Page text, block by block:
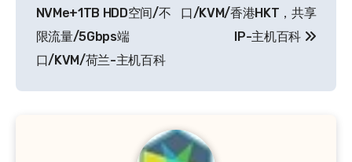
航NVMe+1TB HDD空间/不
限流量/5Gbps端
口/KVM/荷兰-主机百科
口/KVM/香港HKT，共享
IP-主机百科